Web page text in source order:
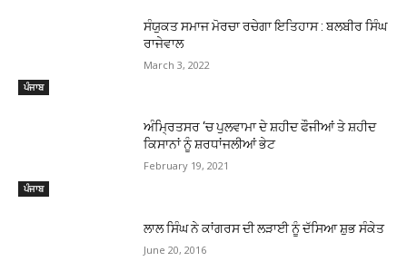
ਪੰਜਾਬ
ਸੰਯੁਕਤ ਸਮਾਜ ਮੋਰਚਾ ਰਚੇਗਾ ਇਤਿਹਾਸ : ਬਲਬੀਰ ਸਿੰਘ
ਰਾਜੇਵਾਲ
March 3, 2022
ਪੰਜਾਬ
ਅੰਮ੍ਰਿਤਸਰ ‘ਚ ਪੁਲਵਾਮਾ ਦੇ ਸ਼ਹੀਦ ਫੌਜੀਆਂ ਤੇ ਸ਼ਹੀਦ
ਕਿਸਾਨਾਂ ਨੂੰ ਸ਼ਰਧਾਂਜਲੀਆਂ ਭੇਟ
February 19, 2021
ਲਾਲ ਸਿੰਘ ਨੇ ਕਾਂਗਰਸ ਦੀ ਲੜਾਈ ਨੂੰ ਦੱਸਿਆ ਸ਼ੁਭ ਸੰਕੇਤ
June 20, 2016